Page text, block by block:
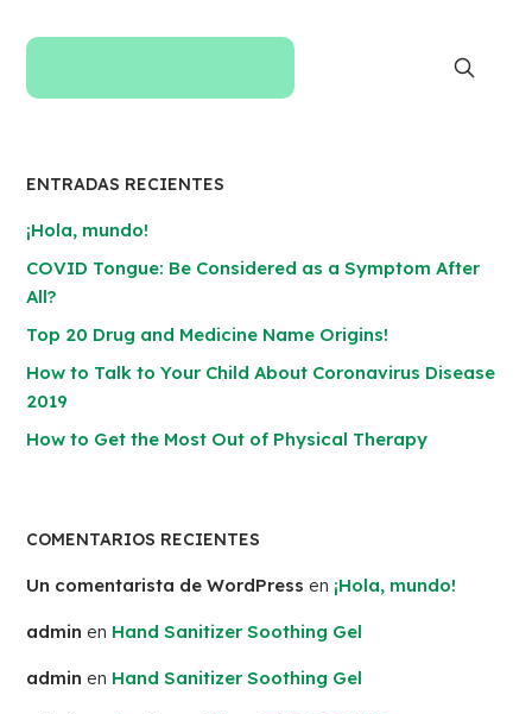
ENTRADAS RECIENTES
¡Hola, mundo!
COVID Tongue: Be Considered as a Symptom After
All?
Top 20 Drug and Medicine Name Origins!
How to Talk to Your Child About Coronavirus Disease
2019
How to Get the Most Out of Physical Therapy
COMENTARIOS RECIENTES
Un comentarista de WordPress en ¡Hola, mundo!
admin en Hand Sanitizer Soothing Gel
admin en Hand Sanitizer Soothing Gel